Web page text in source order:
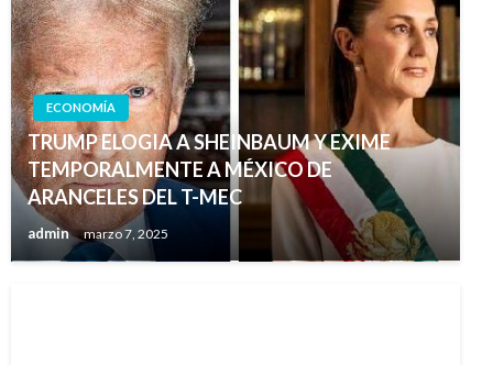
ECONOMÍA
TRUMP ELOGIA A SHEINBAUM Y EXIME
TEMPORALMENTE A MÉXICO DE
ARANCELES DEL T-MEC
admin marzo 7, 2025